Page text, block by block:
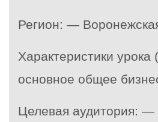
Регион: —
Характеристики
основное общее
Целевая аудитория: —